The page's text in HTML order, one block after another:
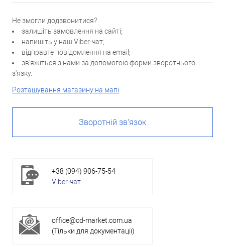
Не змогли додзвонитися?
залишіть замовлення на сайті;
напишіть у наш Viber-чат;
відправте повідомлення на email;
зв'яжіться з нами за допомогою форми зворотнього
з'язку.
Розташування магазину на мапі
Зворотній зв'язок
+38 (094) 906-75-54
Viber-чат
office@cd-market.com.ua
(Тільки для документації)